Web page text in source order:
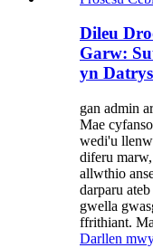
Dileu
Garw:
yn
gan admin
Mae
wedi'u
diferu
allwthio
darparu
gwella
ffrithiant.
Darllen